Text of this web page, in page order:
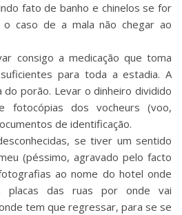
fato de banho e chinelos se for
caso de a mala não chegar ao
consigo a medicação que toma
para toda a estadia. A
porão. Levar o dinheiro dividido
fotocópias dos vocheurs (voo,
de identificação.‬‬‬
se tiver um sentido
(péssimo, agravado pelo facto
ao nome do hotel onde
placas das ruas por onde vai
tem que regressar, para se se